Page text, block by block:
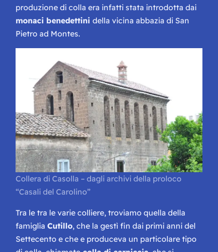
produzione di colla era infatti stata introdotta dai
monaci benedettini della vicina abbazia di San
Pietro ad Montes.
Collera di Casolla – dagli archivi della proloco
“Casali del Carolino”
Tra le tra le varie colliere, troviamo quella della
famiglia Cutillo, che la gestì fin dai primi anni del
Settecento e che e produceva un particolare tipo